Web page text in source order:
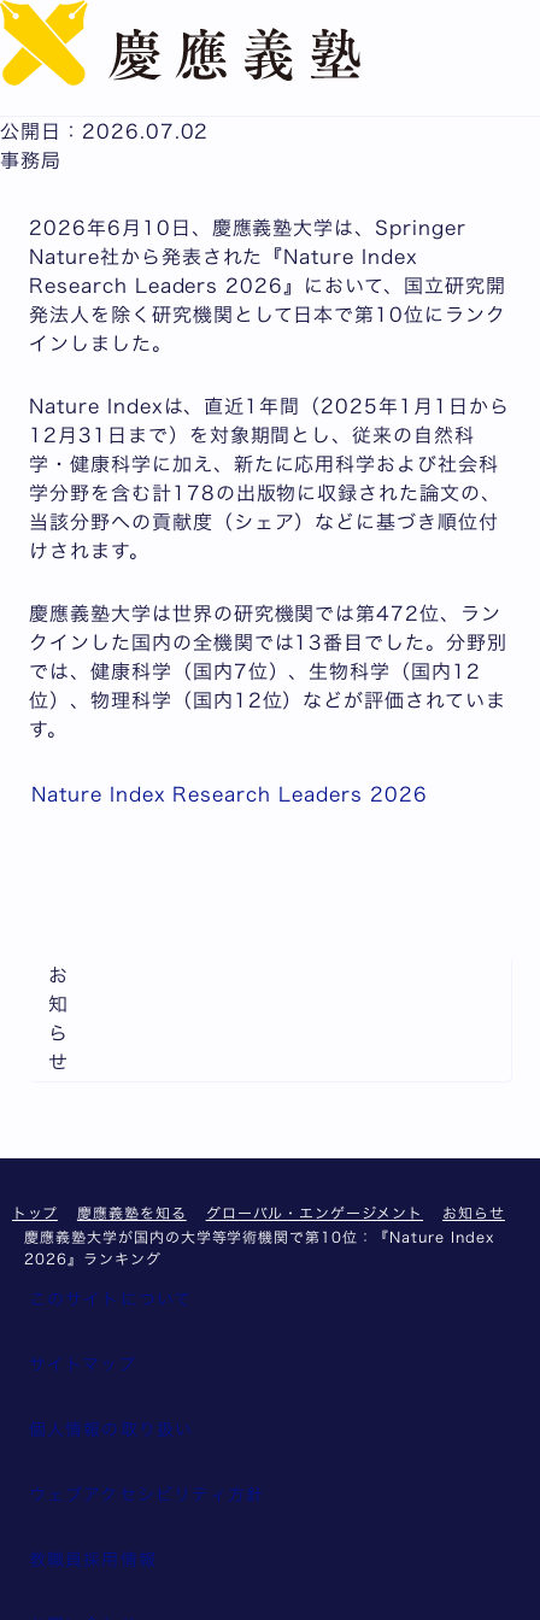
慶應義塾大学が国内の大学等学術機関で第10位：
公開日：2026.07.02
事務局
2026年6月10日、慶應義塾大学は、Springer
Nature社から発表された『Nature Index
Research Leaders 2026』において、国立研究開
発法人を除く研究機関として日本で第10位にランク
インしました。
Nature Indexは、直近1年間（2025年1月1日から
12月31日まで）を対象期間とし、従来の自然科
学・健康科学に加え、新たに応用科学および社会科
学分野を含む計178の出版物に収録された論文の、
当該分野への貢献度（シェア）などに基づき順位付
けされます。
慶應義塾大学は世界の研究機関では第472位、ラン
クインした国内の全機関では13番目でした。分野別
では、健康科学（国内7位）、生物科学（国内12
位）、物理科学（国内12位）などが評価されていま
す。
Nature Index Research Leaders 2026
お
知
ら
せ
トップ 慶應義塾を知る グローバル・エンゲージメント
お知らせ
慶應義塾大学が国内の大学等学術機関で第10位：『Nature Index
2026』ランキング
このサイトについて
サイトマップ
個人情報の取り扱い
ウェブアクセシビリティ方針
教職員採用情報